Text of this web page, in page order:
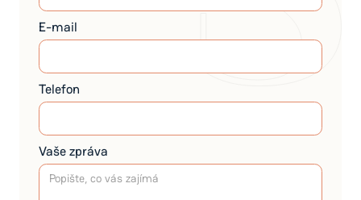
E-mail
Telefon
Vaše zpráva